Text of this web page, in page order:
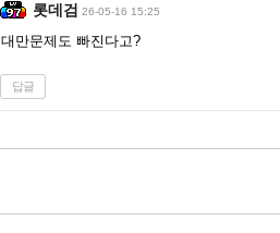
롯데검 26-05-16 15:25
대만문제도 빠진다고?
답글